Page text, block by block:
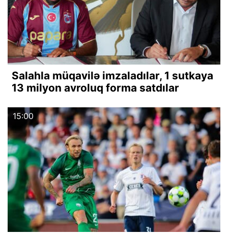
Salahla müqavilə imzaladılar, 1 sutkaya
13 milyon avroluq forma satdılar
15:00